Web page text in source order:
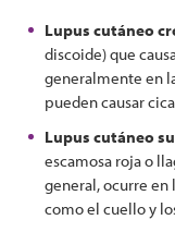
Lupus cutáneo
discoide) que
generalmente en
pueden causar
Lupus cutáneo
escamosa roja o
general, ocurre en
como el cuello y